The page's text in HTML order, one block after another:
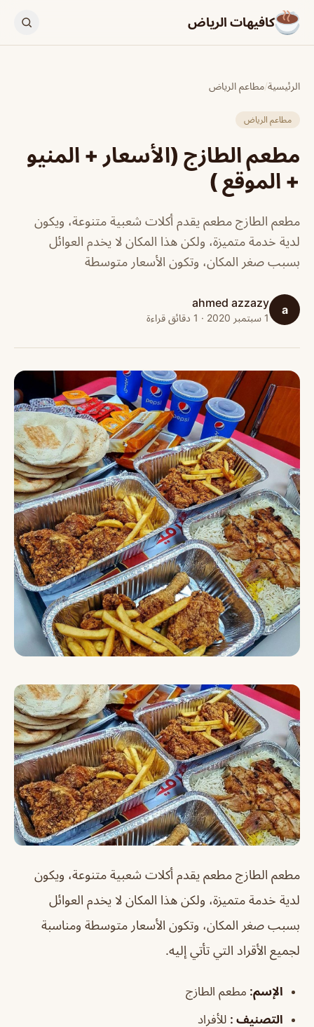
كافيهات الرياض
الرئيسية/مطاعم الرياض
مطاعم الرياض
مطعم الطازج (الأسعار + المنيو
+ الموقع )
مطعم الطازج مطعم يقدم أكلات شعبية متنوعة، ويكون
لدية خدمة متميزة، ولكن هذا المكان لا يخدم العوائل
بسبب صغر المكان، وتكون الأسعار متوسطة
a
ahmed azzazy
1 سبتمبر 2020 · 1 دقائق قراءة
مطعم الطازج مطعم يقدم أكلات شعبية متنوعة، ويكون
لدية خدمة متميزة، ولكن هذا المكان لا يخدم العوائل
بسبب صغر المكان، وتكون الأسعار متوسطة ومناسبة
لجميع الأقراد التي تأتي إليه.
الإسم: مطعم الطازج
التصنيف : للأفراد